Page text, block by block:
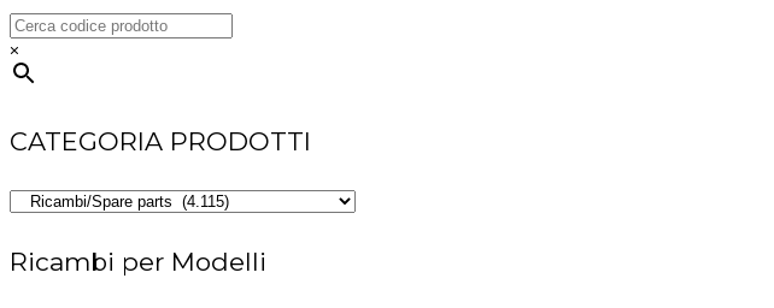
×
CATEGORIA PRODOTTI
Ricambi per Modelli